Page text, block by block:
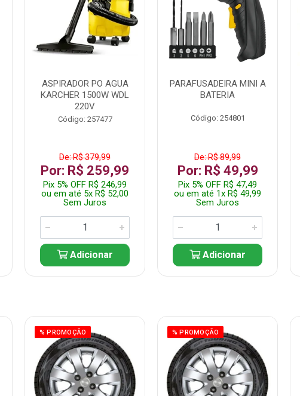
ASPIRADOR PO AGUA
KARCHER 1500W WDL
220V
Código: 257477
De: R$ 379,99
Por: R$ 259,99
Pix 5% OFF R$ 246,99
ou em até 5x R$ 52,00
Sem Juros
Adicionar
PARAFUSADEIRA MINI A
BATERIA
Código: 254801
De: R$ 89,99
Por: R$ 49,99
Pix 5% OFF R$ 47,49
ou em até 1x R$ 49,99
Sem Juros
Adicionar
% PROMOÇÃO % PROMOÇÃO